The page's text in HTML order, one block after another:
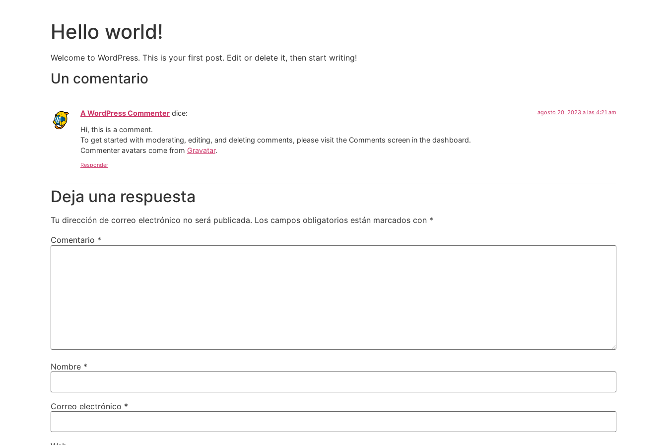
Hello world!
Welcome to WordPress. This is your first post. Edit or delete it, then start writing!
Un comentario
A WordPress Commenter dice: agosto 20, 2023 a las 4:21 am
Hi, this is a comment.
To get started with moderating, editing, and deleting comments, please visit the Comments screen in the dashboard.
Commenter avatars come from Gravatar.
Responder
Deja una respuesta
Tu dirección de correo electrónico no será publicada. Los campos obligatorios están marcados con *
Comentario *
Nombre *
Correo electrónico *